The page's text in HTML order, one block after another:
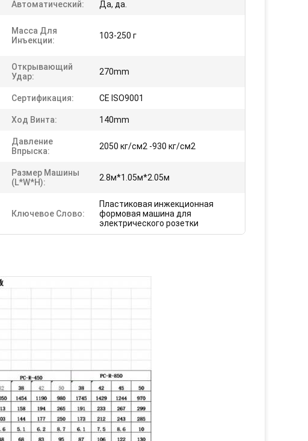
Автоматический: Да, да.
Масса Для
Инъекции:
103-250 г
Открывающий
Удар:
270mm
Сертификация: CE ISO9001
Ход Винта: 140mm
Давление
Впрыска:
2050 кг/см2 -930 кг/см2
Размер Машины
(L*W*H):
2.8м*1.05м*2.05м
Ключевое Слово:
Пластиковая инжекционная
формовая машина для
электрического розетки